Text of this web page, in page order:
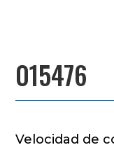
015476
Velocidad de